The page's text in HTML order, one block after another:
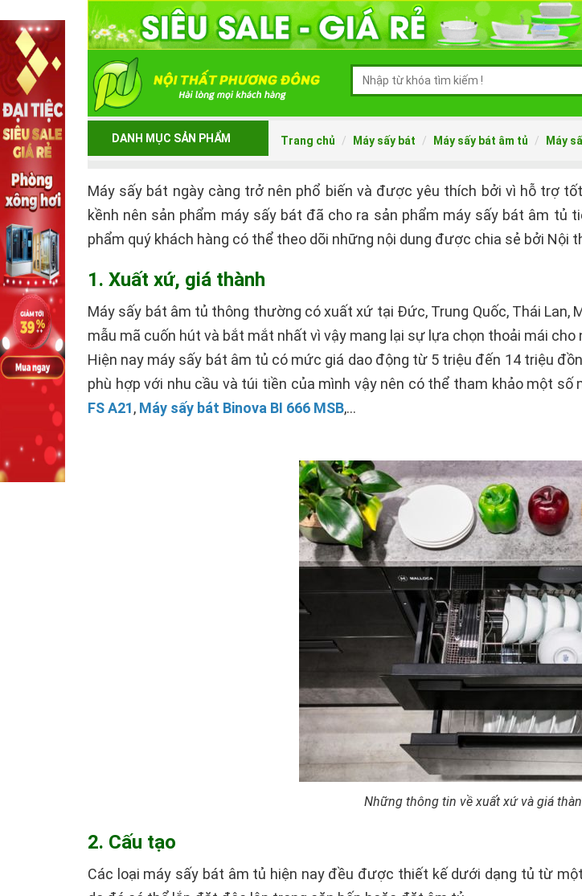
DANH MỤC SẢN PHẨM Trang chủ Máy sấy bát Máy sấy bát âm tủ Máy
Máy sấy bát ngày càng trở nên phổ biến và được yêu thích bởi vì hỗ trợ
kềnh nên sản phẩm máy sấy bát đã cho ra sản phẩm máy sấy bát âm tủ
phẩm quý khách hàng có thể theo dõi những nội dung được chia sẻ bởi Nội
1. Xuất xứ, giá thành
Máy sấy bát âm tủ thông thường có xuất xứ tại Đức, Trung Quốc, Thái Lan,
mẫu mã cuốn hút và bắt mắt nhất vì vậy mang lại sự lựa chọn thoải mái cho
Hiện nay máy sấy bát âm tủ có mức giá dao động từ 5 triệu đến 14 triệu
phù hợp với nhu cầu và túi tiền của mình vậy nên có thể tham khảo một số
FS A21, Máy sấy bát Binova BI 666 MSB,...
Những thông tin về xuất xứ và giá
2. Cấu tạo
Các loại máy sấy bát âm tủ hiện nay đều được thiết kế dưới dạng tủ từ